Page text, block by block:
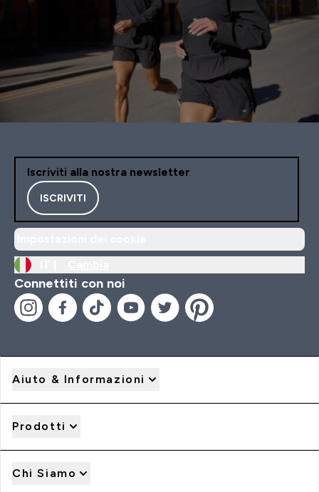
Iscriviti alla nostra newsletter
ISCRIVITI
Connettiti con noi
Aiuto & Informazioni
Prodotti
Chi Siamo